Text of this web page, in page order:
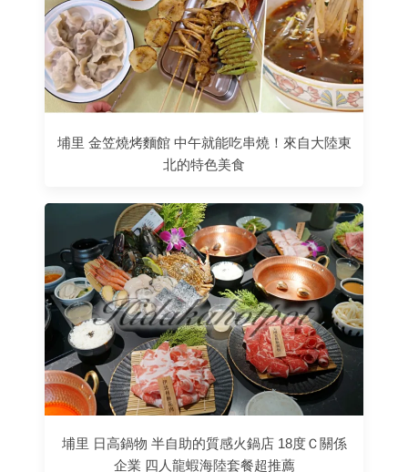
埔里 金笠燒烤麵館 中午就能吃串燒！來自大陸東
北的特色美食
埔里 日高鍋物 半自助的質感火鍋店 18度Ｃ關係
企業 四人龍蝦海陸套餐超推薦